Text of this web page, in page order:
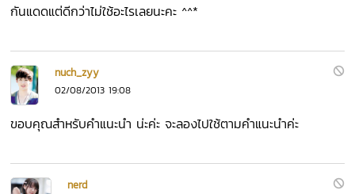
กันแดดแต่ดีกว่าไม่ใช้อะไรเลยนะคะ ^^*
nuch_zyy
02/08/2013 19:08
ขอบคุณสำหรับคำแนะนำ น่ะค่ะ จะลองไปใช้ตามคำแนะนำค่ะ
nerd